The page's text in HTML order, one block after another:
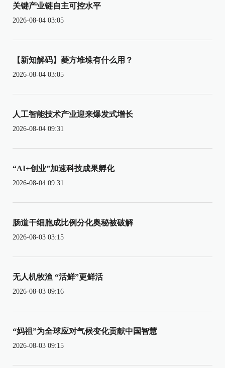
关键产业链自主可控水平
2026-08-04 03:05
【新知解码】菱方堆垛有什么用？
2026-08-04 03:05
人工智能技术产业迎来爆发式增长
2026-08-04 09:31
“AI+创业”加速科技成果孵化
2026-08-04 09:31
肠道干细胞成比例分化奥秘被破解
2026-08-03 03:15
无人机牧渔 “活鲜”更鲜活
2026-08-03 09:16
“妈祖”为全球应对气候变化贡献中国智慧
2026-08-03 09:15